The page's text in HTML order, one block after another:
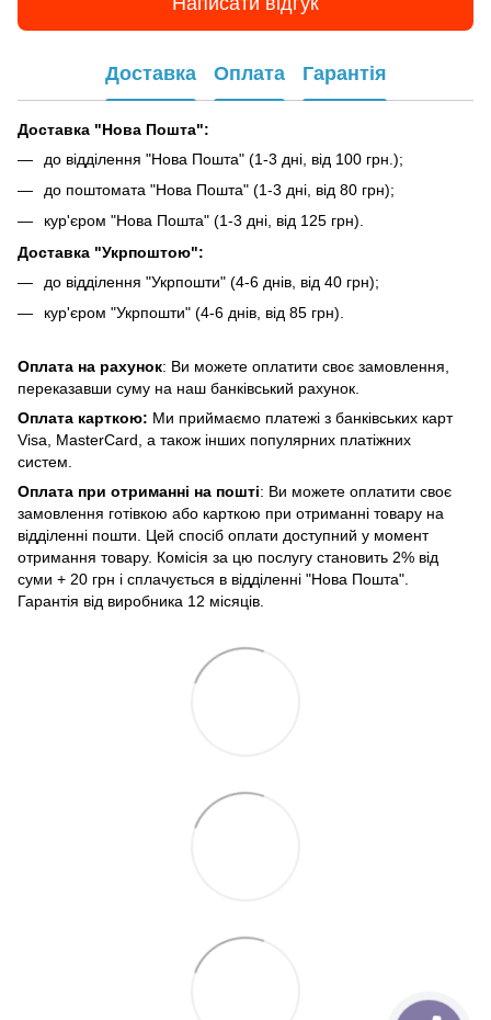
Доставка Оплата Гарантія
Доставка "Нова Пошта":
до відділення "Нова Пошта" (1-3 дні, від 100 грн.);
до поштомата "Нова Пошта" (1-3 дні, від 80 грн);
кур'єром "Нова Пошта" (1-3 дні, від 125 грн).
Доставка "Укрпоштою":
до відділення "Укрпошти" (4-6 днів, від 40 грн);
кур'єром "Укрпошти" (4-6 днів, від 85 грн).
Оплата на рахунок: Ви можете оплатити своє замовлення,
переказавши суму на наш банківський рахунок.
Оплата карткою: Ми приймаємо платежі з банківських карт
Visa, MasterCard, а також інших популярних платіжних
систем.
Оплата при отриманні на пошті: Ви можете оплатити своє
замовлення готівкою або карткою при отриманні товару на
відділенні пошти. Цей спосіб оплати доступний у момент
отримання товару. Комісія за цю послугу становить 2% від
суми + 20 грн і сплачується в відділенні "Нова Пошта".
Гарантія від виробника 12 місяців.